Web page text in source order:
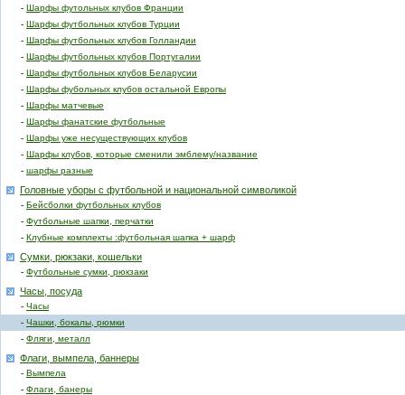
- Шарфы футольных клубов Франции
- Шарфы футбольных клубов Турции
- Шарфы футбольных клубов Голландии
- Шарфы футбольных клубов Португалии
- Шарфы футбольных клубов Беларусии
- Шарфы фубольных клубов остальной Европы
- Шарфы матчевые
- Шарфы фанатские футбольные
- Шарфы уже несуществующих клубов
- Шарфы клубов, которые сменили эмблему/название
- шарфы разные
Головные уборы с футбольной и национальной символикой
- Бейсболки футбольных клубов
- Футбольные шапки, перчатки
- Клубные комплекты :футбольная шапка + шарф
Сумки, рюкзаки, кошельки
- Футбольные сумки, рюкзаки
Часы, посуда
- Часы
- Чашки, бокалы, рюмки
- Фляги, металл
Флаги, вымпела, баннеры
- Вымпела
- Флаги, банеры